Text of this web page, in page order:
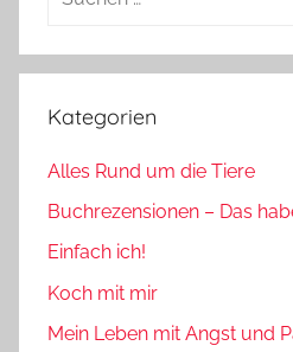
Kategorien
Alles Rund um die Tiere
Buchrezensionen – Das
Einfach ich!
Koch mit mir
Mein Leben mit Angst und